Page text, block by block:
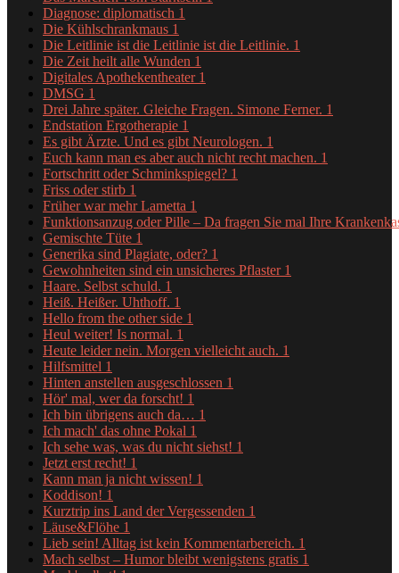
Diagnose: diplomatisch 1
Die Kühlschrankmaus 1
Die Leitlinie ist die Leitlinie ist die Leitlinie. 1
Die Zeit heilt alle Wunden 1
Digitales Apothekentheater 1
DMSG 1
Drei Jahre später. Gleiche Fragen. Simone Ferner. 1
Endstation Ergotherapie 1
Es gibt Ärzte. Und es gibt Neurologen. 1
Euch kann man es aber auch nicht recht machen. 1
Fortschritt oder Schminkspiegel? 1
Friss oder stirb 1
Früher war mehr Lametta 1
Funktionsanzug oder Pille – Da fragen Sie mal Ihre
Gemischte Tüte 1
Generika sind Plagiate, oder? 1
Gewohnheiten sind ein unsicheres Pflaster 1
Haare. Selbst schuld. 1
Heiß. Heißer. Uhthoff. 1
Hello from the other side 1
Heul weiter! Is normal. 1
Heute leider nein. Morgen vielleicht auch. 1
Hilfsmittel 1
Hinten anstellen ausgeschlossen 1
Hör' mal, wer da forscht! 1
Ich bin übrigens auch da… 1
Ich mach' das ohne Pokal 1
Ich sehe was, was du nicht siehst! 1
Jetzt erst recht! 1
Kann man ja nicht wissen! 1
Koddison! 1
Kurztrip ins Land der Vergessenden 1
Läuse&Flöhe 1
Lieb sein! Alltag ist kein Kommentarbereich. 1
Mach selbst – Humor bleibt wenigstens gratis 1